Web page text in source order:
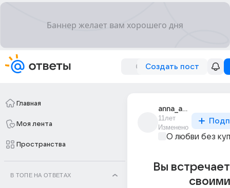
Создать пост
Главная
Моя лента
Пространства
В ТОПЕ НА ОТВЕТАХ
anna_anna_10220
11лет
Изменено
О любви без
Вы
своими